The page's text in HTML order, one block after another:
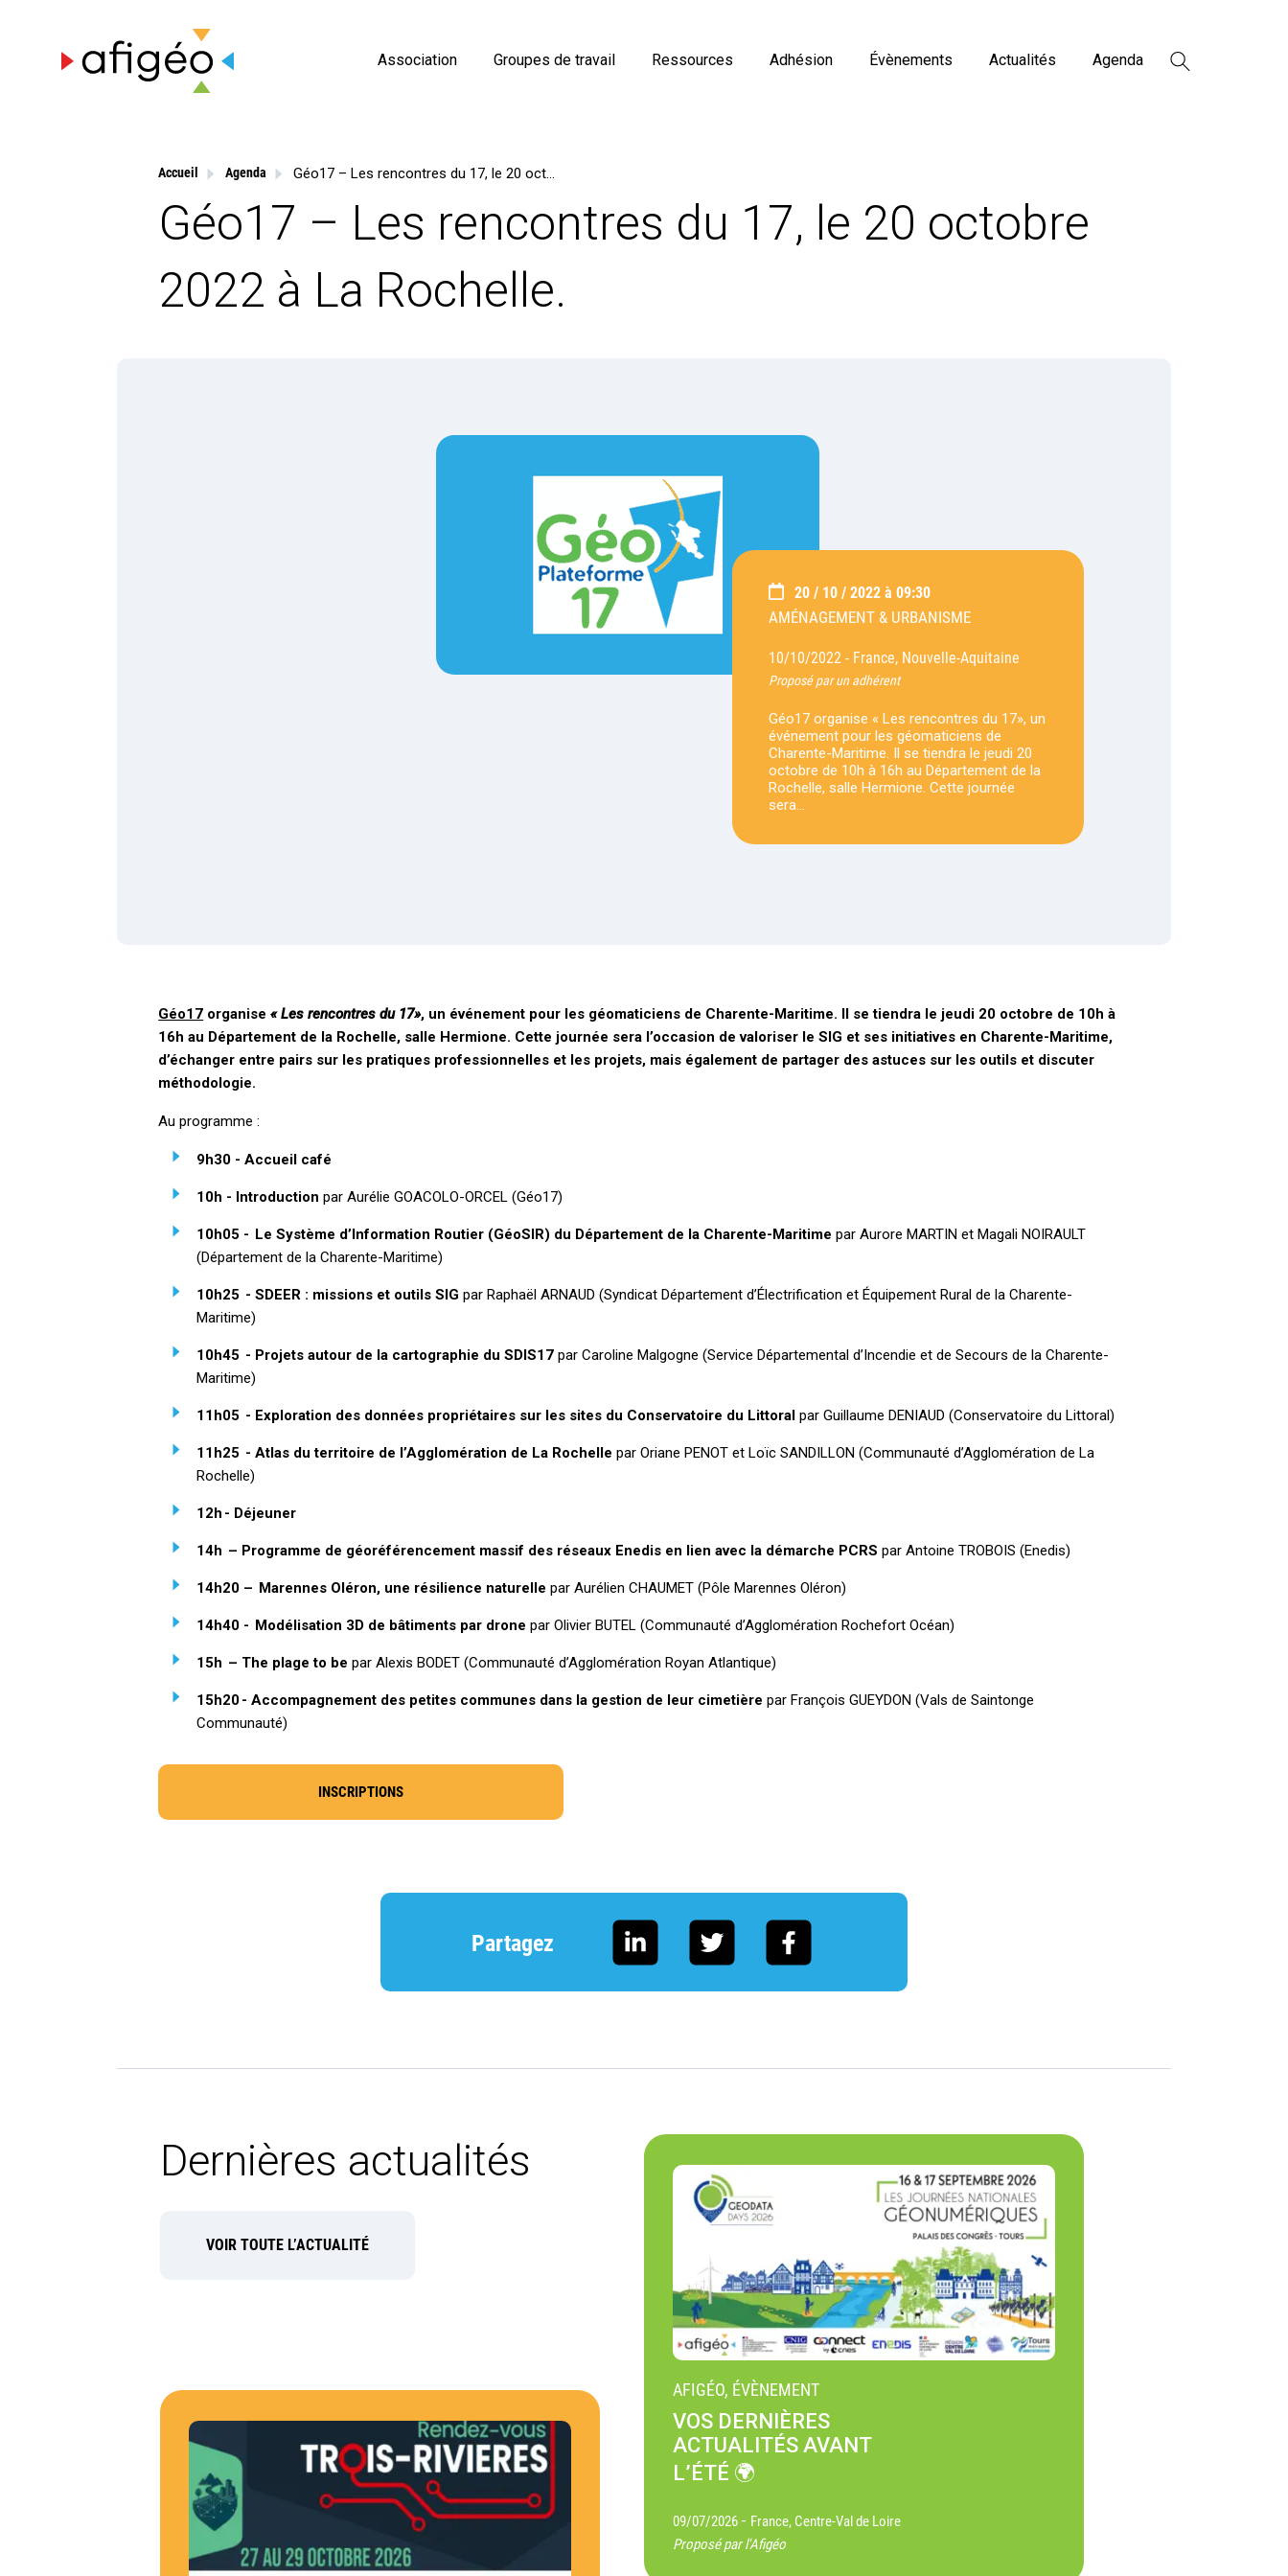
Association Groupes de travail Ressources Adhésion Évènements Actualités Agenda
Accueil Agenda
Géo17 – Les rencontres du 17, le 20 octobre
2022 à La Rochelle.
20 / 10 / 2022 à 09:30
AMÉNAGEMENT & URBANISME
10/10/2022 - France, Nouvelle-Aquitaine
Proposé par un adhérent
Géo17 organise « Les rencontres du 17», un
événement pour les géomaticiens de
Charente-Maritime. Il se tiendra le jeudi 20
octobre de 10h à 16h au Département de la
Rochelle, salle Hermione. Cette journée
sera…
Géo17 organise« Les rencontres du 17», un événement pour les géomaticiens de Charente-Maritime. Il se tiendra le jeudi 20 octobre de 10h à
16h au Département de la Rochelle, salle Hermione. Cette journée sera l’occasion de valoriser le SIG et ses initiatives en Charente-Maritime,
d’échanger entre pairs sur les pratiques professionnelles et les projets, mais également de partager des astuces sur les outils et discuter
méthodologie.
Au programme :
9h30 - Accueil café
10h - Introduction par Aurélie GOACOLO-ORCEL (Géo17)
10h05 - Le Système d’Information Routier (GéoSIR) du Département de la Charente-Maritime par Aurore MARTIN et Magali NOIRAULT
(Département de la Charente-Maritime)
10h25 - SDEER : missions et outils SIG par Raphaël ARNAUD (Syndicat Département d’Électrification et Équipement Rural de la Charente-
Maritime)
10h45 - Projets autour de la cartographie du SDIS17 par Caroline Malgogne (Service Départemental d’Incendie et de Secours de la Charente-
Maritime)
11h05 - Exploration des données propriétaires sur les sites du Conservatoire du Littoral par Guillaume DENIAUD (Conservatoire du Littoral)
11h25 - Atlas du territoire de l’Agglomération de La Rochelle par Oriane PENOT et Loïc SANDILLON (Communauté d’Agglomération de La
Rochelle)
12h - Déjeuner
14h – Programme de géoréférencement massif des réseaux Enedis en lien avec la démarche PCRS par Antoine TROBOIS (Enedis)
14h20 – Marennes Oléron, une résilience naturelle par Aurélien CHAUMET (Pôle Marennes Oléron)
14h40 - Modélisation 3D de bâtiments par drone par Olivier BUTEL (Communauté d’Agglomération Rochefort Océan)
15h – The plage to be par Alexis BODET (Communauté d’Agglomération Royan Atlantique)
15h20 - Accompagnement des petites communes dans la gestion de leur cimetière par François GUEYDON (Vals de Saintonge
Communauté)
INSCRIPTIONS
Partagez
Dernières actualités
AFIGÉO, ÉVÈNEMENT
VOS DERNIÈRES
ACTUALITÉS AVANT
L’ÉTÉ 🌍
09/07/2026 - France, Centre-Val de Loire
Proposé par l'Afigéo
VOIR TOUTE L’ACTUALITÉ